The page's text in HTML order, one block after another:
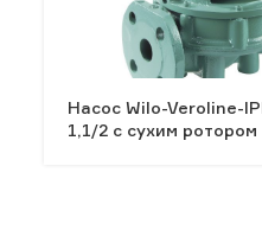
Насос Wilo-Veroline-
1,1/2 с сухим ротором